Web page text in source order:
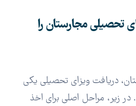
تحصیلی مجارستان را
دریافت ویزای تحصیلی یکی
زیر، مراحل اصلی برای اخذ